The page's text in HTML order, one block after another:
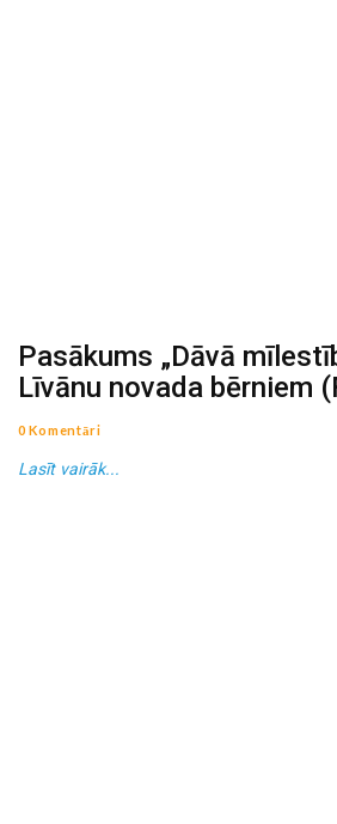
Pasākums „Dāvā
Līvānu novada bērniem
0 Komentāri
Lasīt vairāk...